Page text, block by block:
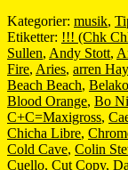
Kategorier: musik,
Etiketter: !!! (Chk
Sullen, Andy Stott,
Fire, Aries, arren
Beach Beach, Belako
Blood Orange, Bo
C+C=Maxigross,
Chicha Libre,
Cold Cave, Colin
Cuello, Cut Copy,